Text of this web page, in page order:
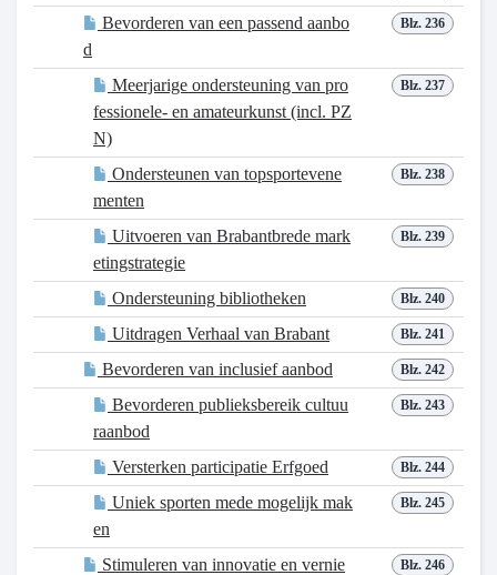
Blz. 236
Bevorderen van een passend aanbo
d
Blz. 237
Meerjarige ondersteuning van pro
fessionele- en amateurkunst (incl. PZ
N)
Blz. 238
Ondersteunen van topsportevene
menten
Blz. 239
Uitvoeren van Brabantbrede mark
etingstrategie
Blz. 240
Ondersteuning bibliotheken
Blz. 241
Uitdragen Verhaal van Brabant
Blz. 242
Bevorderen van inclusief aanbod
Blz. 243
Bevorderen publieksbereik cultuu
raanbod
Blz. 244
Versterken participatie Erfgoed
Blz. 245
Uniek sporten mede mogelijk mak
en
Blz. 246
Stimuleren van innovatie en vernie